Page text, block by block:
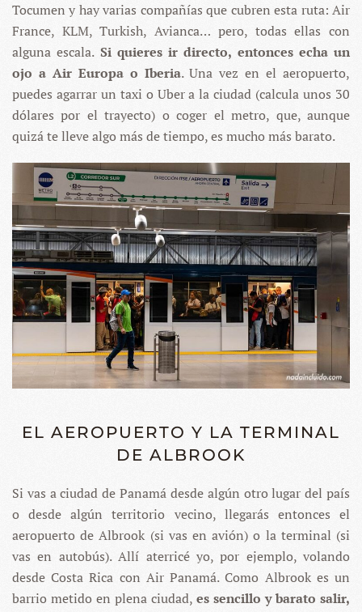
Tocumen y hay varias compañías que cubren esta ruta: Air
France, KLM, Turkish, Avianca… pero, todas ellas con
alguna escala. Si quieres ir directo, entonces echa un
ojo a Air Europa o Iberia. Una vez en el aeropuerto,
puedes agarrar un taxi o Uber a la ciudad (calcula unos 30
dólares por el trayecto) o coger el metro, que, aunque
quizá te lleve algo más de tiempo, es mucho más barato.
EL AEROPUERTO Y LA TERMINAL
DE ALBROOK
Si vas a ciudad de Panamá desde algún otro lugar del país
o desde algún territorio vecino, llegarás entonces el
aeropuerto de Albrook (si vas en avión) o la terminal (si
vas en autobús). Allí aterricé yo, por ejemplo, volando
desde Costa Rica con Air Panamá. Como Albrook es un
barrio metido en plena ciudad, es sencillo y barato salir,